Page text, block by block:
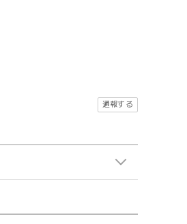
通報する